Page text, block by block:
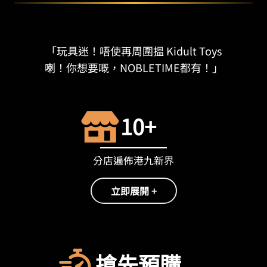
「玩具迷！唔使再周圍搵 Kidult Toys
喇！你想要嘅，NOBLETIME都有！」
10+
分店遍佈港九新界
立即展開 +